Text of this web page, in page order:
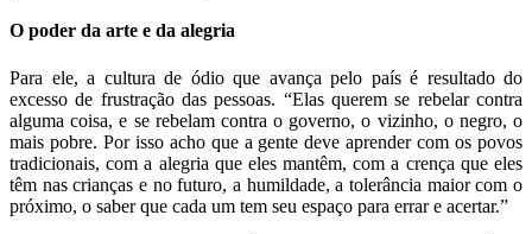
O poder da arte e da alegria
Para ele, a cultura de ódio que avança pelo país é resultado do
excesso de frustração das pessoas. “Elas querem se rebelar contra
alguma coisa, e se rebelam contra o governo, o vizinho, o negro, o
mais pobre. Por isso acho que a gente deve aprender com os povos
tradicionais, com a alegria que eles mantêm, com a crença que eles
têm nas crianças e no futuro, a humildade, a tolerância maior com o
próximo, o saber que cada um tem seu espaço para errar e acertar.”